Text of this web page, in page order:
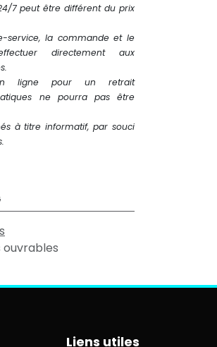
7 peut être différent du prix
service, la commande et le
directement aux
ligne pour un retrait
ne pourra pas être
à titre informatif, par souci
ouvrables
Liens utiles